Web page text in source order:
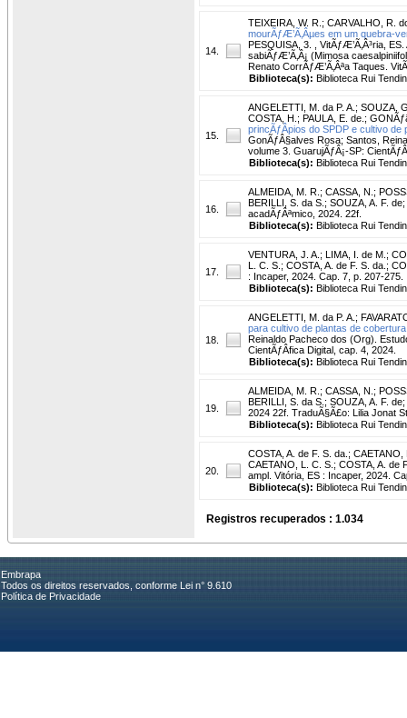
14.
TEIXEIRA, W. R. ; CARVALHO, R.
mourÃƒÆ’Ã‚Âµes em um quebra-
PESQUISA, 3. , VitÃƒÆ’Ã‚Â³ria,
sabiÃƒÆ’Ã‚Â¡ (Mimosa
Renato CorrÃƒÆ’Ã‚Âªa Taques.
Biblioteca(s): Biblioteca Rui
15.
ANGELETTI, M. da P. A. ; SOUZA,
COSTA, H. ; PAULA, E. de. ;
princÃƒÂ­pios do SPDP e cultivo de
GonÃƒÂ§alves Rosa; Santos,
volume 3. GuarujÃƒÂ¡-SP:
Biblioteca(s): Biblioteca Rui
16.
ALMEIDA, M. R. ; CASSA, N. ;
BERILLI, S. da S. ; SOUZA, A. F. de;
acadÃƒÂªmico, 2024. 22f.
Biblioteca(s): Biblioteca Rui
17.
VENTURA, J. A. ; LIMA, I. de M. ;
L. C. S.; COSTA, A. de F. S. da.;
: Incaper, 2024. Cap. 7, p. 207-275.
Biblioteca(s): Biblioteca Rui
18.
ANGELETTI, M. da P. A. ;
para cultivo de plantas de
Reinaldo Pacheco dos (Org).
CientÃƒÂ­fica Digital, cap. 4, 2024.
Biblioteca(s): Biblioteca Rui
19.
ALMEIDA, M. R. ; CASSA, N. ;
BERILLI, S. da S. ; SOUZA, A. F. de;
2024 22f. TraduÃ§Ã£o: Lilia Jonat
Biblioteca(s): Biblioteca Rui
20.
COSTA, A. de F. S. da. ; CAETANO,
CAETANO, L. C. S.; COSTA, A. de
ampl. Vitória, ES : Incaper, 2024.
Biblioteca(s): Biblioteca Rui
Registros recuperados : 1.034
Embrapa
Todos os direitos reservados, conforme Lei n° 9.610
Política de Privacidade